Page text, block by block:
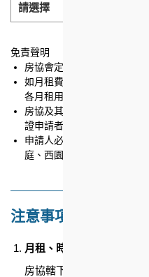
請選擇
免責聲明
房協會定期檢討月租費用。
如月租費用有任何調整，房
各月租用戶。
房協及其指定停車場承辦商
證申請者最終能成功租用月
申請人必須為所選停車場之
庭、西園除外）。
注意事項
月租、時租以及日／夜泊
房協轄下的停車場，主要